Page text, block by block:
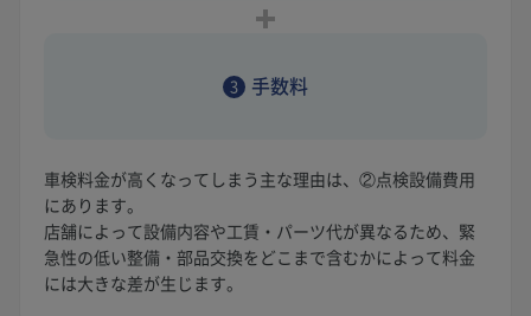
3 手数料
車検料金が高くなってしまう主な理由は、②点検設備費用
にあります。
店舗によって設備内容や工賃・パーツ代が異なるため、緊
急性の低い整備・部品交換をどこまで含むかによって料金
には大きな差が生じます。